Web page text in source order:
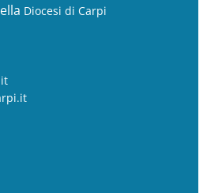
Diocesi di Carpi